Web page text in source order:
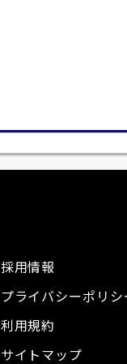
採用情報
プライバシーポリシ
利用規約
サイトマップ